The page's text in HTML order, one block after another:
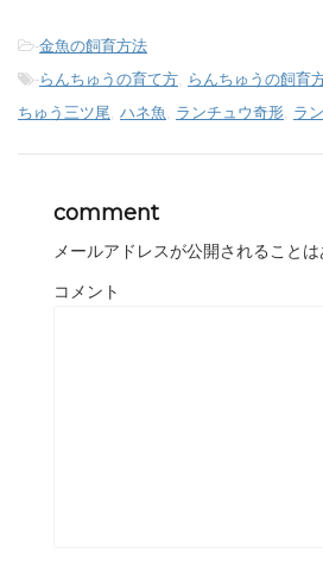
-金魚の飼育方法
-らんちゅうの育て方, らんちゅうの飼育
ちゅう三ツ尾, ハネ魚, ランチュウ奇形, ラ
comment
メールアドレスが公開されることは
コメント